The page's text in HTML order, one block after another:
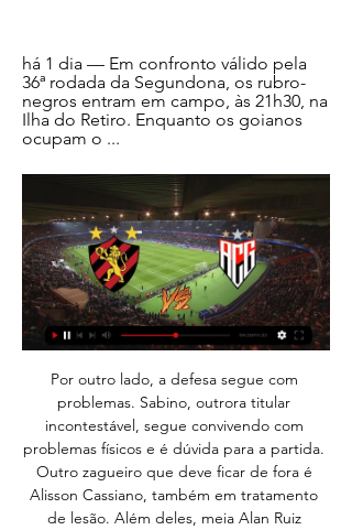
há 1 dia — Em confronto válido pela
36ª rodada da Segundona, os rubro-
negros entram em campo, às 21h30, na
Ilha do Retiro. Enquanto os goianos
ocupam o ...
Por outro lado, a defesa segue com
problemas. Sabino, outrora titular
incontestável, segue convivendo com
problemas físicos e é dúvida para a partida.
Outro zagueiro que deve ficar de fora é
Alisson Cassiano, também em tratamento
de lesão. Além deles, meia Alan Ruiz